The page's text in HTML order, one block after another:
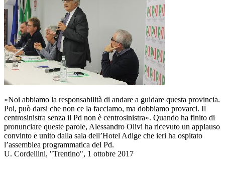
«Noi abbiamo la responsabilità di andare a guidare questa provincia.
Poi, può darsi che non ce la facciamo, ma dobbiamo provarci. Il
centrosinistra senza il Pd non è centrosinistra». Quando ha finito di
pronunciare queste parole, Alessandro Olivi ha ricevuto un applauso
convinto e unito dalla sala dell’Hotel Adige che ieri ha ospitato
l’assemblea programmatica del Pd.
U. Cordellini, "Trentino", 1 ottobre 2017